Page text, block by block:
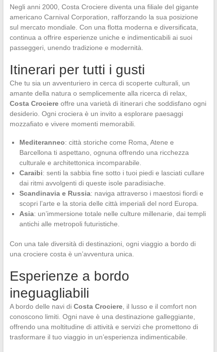
Negli anni 2000, Costa Crociere diventa una filiale del gigante
americano Carnival Corporation, rafforzando la sua posizione
sul mercato mondiale. Con una flotta moderna e diversificata,
continua a offrire esperienze uniche e indimenticabili ai suoi
passeggeri, unendo tradizione e modernità.
Itinerari per tutti i gusti
Che tu sia un avventuriero in cerca di scoperte culturali, un
amante della natura o semplicemente alla ricerca di relax,
Costa Crociereoffre una varietà di itinerari che soddisfano ogni
desiderio. Ogni crociera è un invito a esplorare paesaggi
mozzafiato e vivere momenti memorabili.
Mediteranneo: città storiche come Roma, Atene e
Barcellona ti aspettano, ognuna offrendo una ricchezza
culturale e architettonica incomparabile.
Caraibi: senti la sabbia fine sotto i tuoi piedi e lasciati cullare
dai ritmi avvolgenti di queste isole paradisiache.
Scandinavia e Russia: naviga attraverso i maestosi fiordi e
scopri l’arte e la storia delle città imperiali del nord Europa.
Asia: un’immersione totale nelle culture millenarie, dai templi
antichi alle metropoli futuristiche.
Con una tale diversità di destinazioni, ogni viaggio a bordo di
una crociere costa è un’avventura unica.
Esperienze a bordo
ineguagliabili
A bordo delle navi di Costa Crociere, il lusso e il comfort non
conoscono limiti. Ogni nave è una destinazione galleggiante,
offrendo una moltitudine di attività e servizi che promettono di
trasformare il tuo viaggio in un’esperienza indimenticabile.